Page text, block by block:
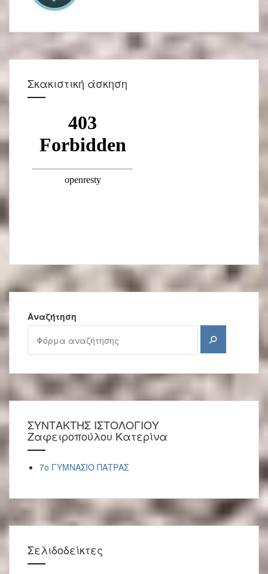
Σκακιστική άσκηση
Αναζήτηση
Αναζήτηση
ΣΥΝΤΑΚΤΗΣ ΙΣΤΟΛΟΓΙΟΥ
Ζαφειροπούλου Κατερίνα
7ο ΓΥΜΝΑΣΙΟ ΠΑΤΡΑΣ
Σελιδοδείκτες